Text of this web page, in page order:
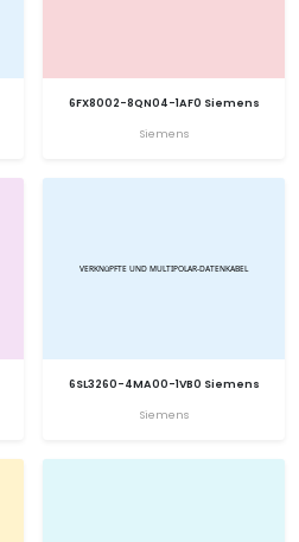
6FX8002-8QN04-1AF0 Siemens
Siemens
6SL3260-4MA00-1VB0 Siemens
Siemens